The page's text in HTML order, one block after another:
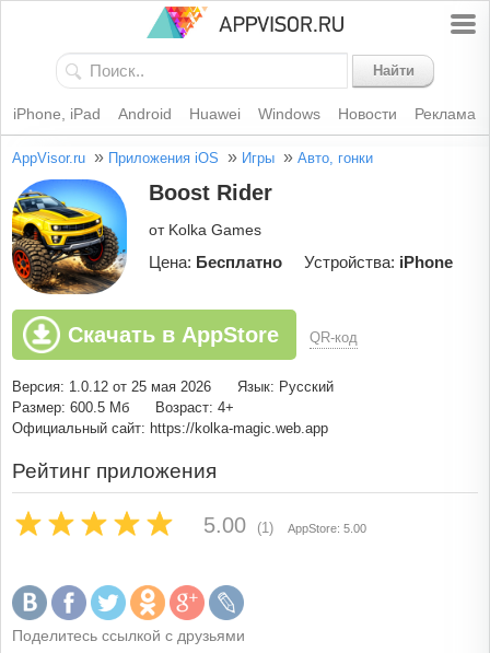
Найти
iPhone, iPad Android Huawei Windows Новости Реклама
AppVisor.ru » Приложения iOS » Игры » Авто, гонки
Boost Rider
от Kolka Games
Цена: Бесплатно Устройства: iPhone
Скачать в AppStore QR-код
Версия: 1.0.12 от 25 мая 2026
Язык: Русский
Размер: 600.5 Мб
Возраст: 4+
Официальный сайт: https://kolka-magic.web.app
Рейтинг приложения
5.00 (1) AppStore: 5.00
Поделитесь ссылкой с друзьями